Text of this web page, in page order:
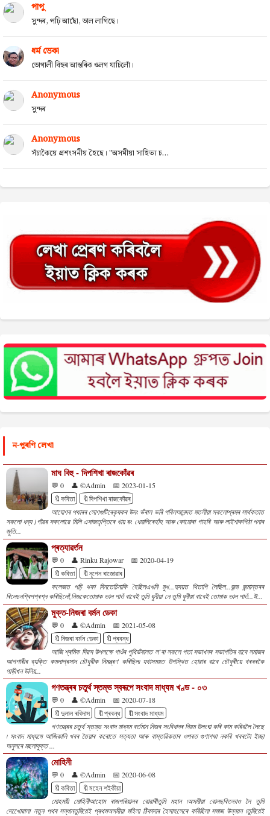
পাপু
সুন্দৰ, পঢ়ি আছোঁ, ভাল লাগিছে।
ধৰ্ম ডেকা
ভোগালী বিহুৰ আন্তৰিক ওলগ যাচিলোঁ।
Anonymous
সুন্দৰ
Anonymous
সঁচাকৈয়ে প্ৰশংসনীয় হৈছে। "অসমীয়া সাহিত্য চ...
ন-পুৰণি লেখা
মাঘ বিহু - দিপশিখা ৰাজকোঁৱৰ
💬 0 👤 ©Admin
📅 2023-01-15
🔖কবিতা
🔖দিপশিখা ৰাজকোঁৱৰ
আঘোণৰ পথাৰৰ সোণগুটিৰেকৃষকৰ উদং ভঁৰাল ভৰি পৰিলআনন্দত মতলীয়া সকলোশ্ৰমৰ সাৰ্থকতাত
সকলো ধন্য।গাঁৱৰ সকলোৱে মিলি এসাজতৃপ্তিৰে খায় ৰং ধেমালিৰেহাঁহ আৰু কোমোৰা গাহৰি আৰু লাইশাকপিঠা পনাৰ
জুতি...
প্ৰত্যাৱৰ্তন
💬 0 👤 Rinku Rajowar
📅 2020-04-19
🔖কবিতা
🔖নৃপেন ৰাজোৱাৰ
কলেজত পঢ়ি থকা দিনতেচিনাকি হৈছিলএখনি মুখ...হৃদয়ত থিতাপি লৈছিল...জন্ম জন্মান্তৰৰ
ৰিলেচনশ্বিপপ্ৰশ্ন কৰিছিলোঁ,নিজকেতোমাক ভাল পাওঁ বাবেই তুমি ধুনীয়া নে তুমি ধুনীয়া বাবেই তোমাক ভাল পাওঁ...ঈ...
মুক্ত-নিজৰা বৰ্মন ডেকা
💬 0 👤 ©Admin
📅 2021-05-08
🔖নিজৰা বৰ্মন ডেকা
🔖প্ৰবন্ধ
আজি শ্ৰমিক দিৱস উপলক্ষে গাওঁৰ পুথিভঁৰালত ল’ৰা সকলে পতা সভাখনৰ সভাপতিৰ বাবে সমাজৰ
আগশাৰীৰ ব্যক্তি কমলাপ্ৰসাদ চৌধুৰীক নিমন্ত্ৰণ কৰিছিল৷ যথাসময়ত উপস্থিত হোৱাৰ বাবে চৌধুৰীয়ে খৰধৰকৈ
গাড়ীখন উলিয়...
গণতন্ত্ৰৰ চতুৰ্থ স্তম্ভ স্বৰূপে সংবাদ মাধ্যম খণ্ড - ০৩
💬 0 👤 ©Admin
📅 2020-07-18
🔖দুলাল ৰবিদাস
🔖প্ৰবন্ধ
🔖সংবাদ মাধ্যম
গণতন্ত্ৰৰ চতুৰ্থ স্তম্ভ সংবাদ মাধ্যম বৰ্তমান নিজৰ সংবিধানৰ নিয়ম উলংঘা কৰি কাম কৰিবলৈ লৈছে
৷ সংবাদ মাধ্যমে আজিকালি খবৰ তৈয়াৰ কৰোতে সত্যতা আৰু বাস্তৱিকতাৰ ওপৰত গুণাগথা নকৰি খবৰটো ইচ্ছা
অনুসৰে মছলাযুক্ত ...
মোহিনী
💬 0 👤 ©Admin
📅 2020-06-08
🔖কবিতা
🔖মহেন শইকীয়া
মোহময়ী মোহিনীআহোম ৰাজপৰিয়ালৰ বোৱাৰীতুমি মহান ৷অসমীয়া বোলছবিতভাও লৈ তুমি
দেখােেৱালা নতুন পথৰ সন্ধানতুমিয়েই প্ৰথমঅসমীয়া মহিলা ঠিকাদাৰ হৈসাহসেৰে কৰিছিলা সমাজ উন্নয়ন ৷তুমিয়েই